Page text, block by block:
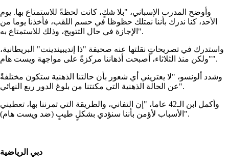
وأوضح المدرب الإسباني، "بلا شكٍ، كانت لحظةً للاستمتاع بها. يوم
الأحد، كنا ندرك بأننا نمتلك حظوظا في حسم اللقب، فأخذنا يوما من
الإجازة في حال التتويج، وذلك للاستمتاع به".
واستدرك في تصريحاتٍ نقلتها عنه صحيفة "ذا إنديبيندينت" البريطانية،
"ولكن منذ الثلاثاء، أصبحت أذهاننا مركزةً على مواجهة ويست هام".
وشدد ألونسو، "لا يعتريني أي شعور بأن حالتنا الذهنية ستكون مختلفةً
عن الحالة الذهنية التي مكنتنا من بلوغ الدور ربع النهائي".
وأكمل ابن الـ42 عاما، "إن التفاني، والطريقة التي تمرننا بها، تعطيني
الأسباب لأؤمن بأننا سنؤدي بشكلٍ طيبٍ (ضد ويست هام)".
دبي الرياضية